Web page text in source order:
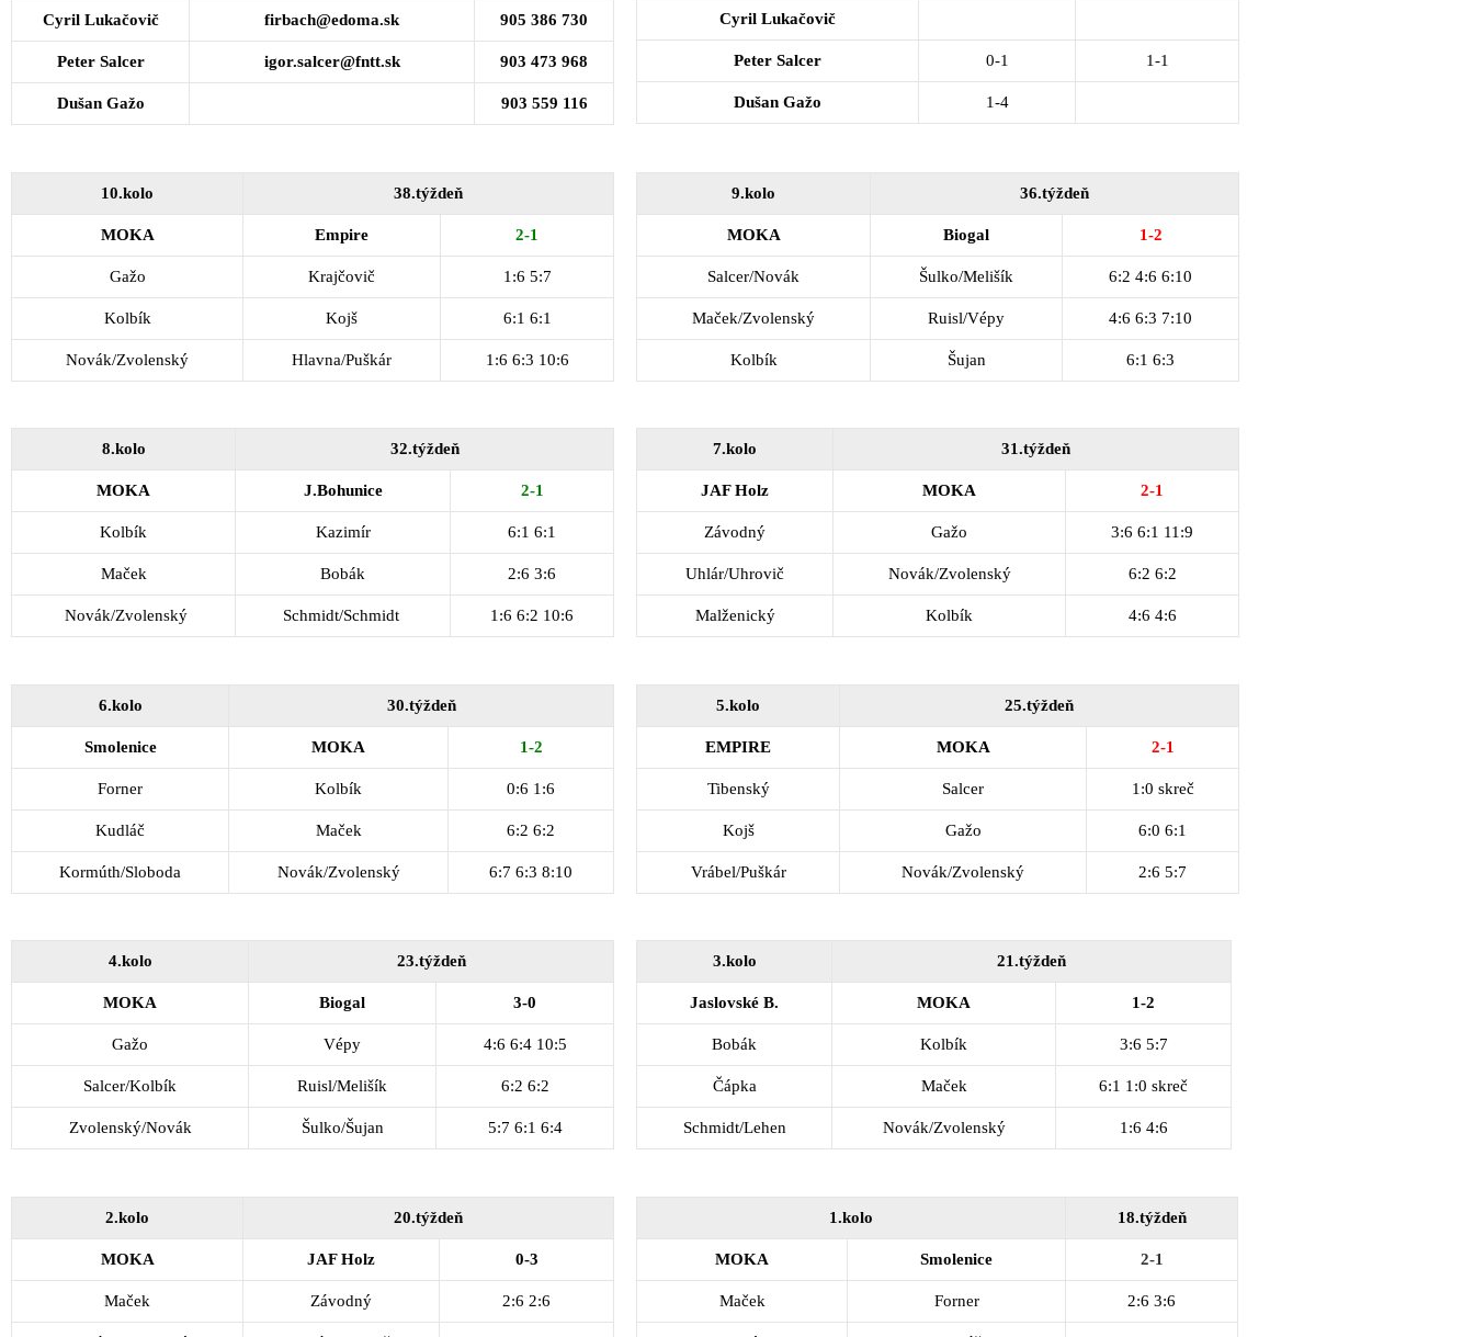
Cyril Lukačovič firbach@edoma.sk 905 386 730
Peter Salcer igor.salcer@fntt.sk 903 473 968
Dušan Gažo 903 559 116
Cyril Lukačovič
Peter Salcer 0-1 1-1
Dušan Gažo 1-4
10.kolo 38.týždeň
MOKA Empire 2-1
Gažo Krajčovič 1:6 5:7
Kolbík Kojš 6:1 6:1
Novák/Zvolenský Hlavna/Puškár 1:6 6:3 10:6
9.kolo 36.týždeň
MOKA Biogal 1-2
Salcer/Novák Šulko/Melišík 6:2 4:6 6:10
Maček/Zvolenský Ruisl/Vépy 4:6 6:3 7:10
Kolbík Šujan 6:1 6:3
8.kolo 32.týždeň
MOKA J.Bohunice 2-1
Kolbík Kazimír 6:1 6:1
Maček Bobák 2:6 3:6
Novák/Zvolenský Schmidt/Schmidt 1:6 6:2 10:6
7.kolo 31.týždeň
JAF Holz MOKA 2-1
Závodný Gažo 3:6 6:1 11:9
Uhlár/Uhrovič Novák/Zvolenský 6:2 6:2
Malženický Kolbík 4:6 4:6
6.kolo 30.týždeň
Smolenice MOKA 1-2
Forner Kolbík 0:6 1:6
Kudláč Maček 6:2 6:2
Kormúth/Sloboda Novák/Zvolenský 6:7 6:3 8:10
5.kolo 25.týždeň
EMPIRE MOKA 2-1
Tibenský Salcer 1:0 skreč
Kojš Gažo 6:0 6:1
Vrábel/Puškár Novák/Zvolenský 2:6 5:7
4.kolo 23.týždeň
MOKA Biogal 3-0
Gažo Vépy 4:6 6:4 10:5
Salcer/Kolbík Ruisl/Melišík 6:2 6:2
Zvolenský/Novák Šulko/Šujan 5:7 6:1 6:4
3.kolo 21.týždeň
Jaslovské B. MOKA 1-2
Bobák Kolbík 3:6 5:7
Čápka Maček 6:1 1:0 skreč
Schmidt/Lehen Novák/Zvolenský 1:6 4:6
2.kolo 20.týždeň
MOKA JAF Holz 0-3
Maček Závodný 2:6 2:6
1.kolo 18.týždeň
MOKA Smolenice 2-1
Maček Forner 2:6 3:6